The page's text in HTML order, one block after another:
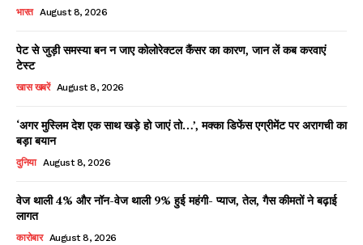
भारत August 8, 2026
पेट से जुड़ी समस्या बन न जाए कोलोरेक्टल कैंसर का कारण, जान लें कब करवाएं
टेस्ट
खास खबरें August 8, 2026
‘अगर मुस्लिम देश एक साथ खड़े हो जाएं तो…’, मक्का डिफेंस एग्रीमेंट पर अरागची का
बड़ा बयान
दुनिया August 8, 2026
वेज थाली 4% और नॉन-वेज थाली 9% हुई महंगी- प्याज, तेल, गैस कीमतों ने बढ़ाई
लागत
कारोबार August 8, 2026